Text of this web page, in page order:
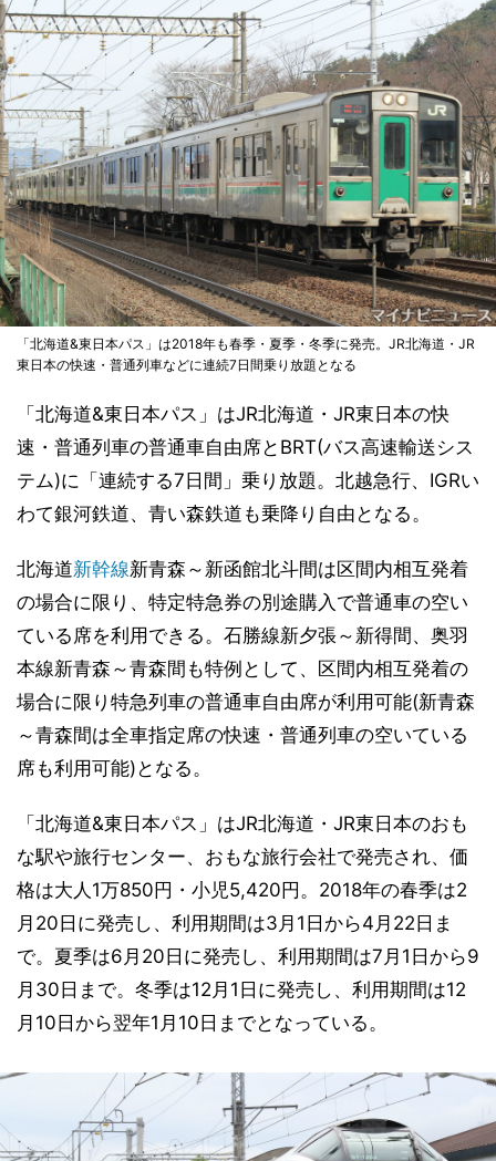
「北海道&東日本パス」は2018年も春季・夏季・冬季に発売。JR北海道・JR
東日本の快速・普通列車などに連続7日間乗り放題となる
「北海道&東日本パス」はJR北海道・JR東日本の快
速・普通列車の普通車自由席とBRT(バス高速輸送シス
テム)に「連続する7日間」乗り放題。北越急行、IGRい
わて銀河鉄道、青い森鉄道も乗降り自由となる。
北海道新幹線新青森～新函館北斗間は区間内相互発着
の場合に限り、特定特急券の別途購入で普通車の空い
ている席を利用できる。石勝線新夕張～新得間、奥羽
本線新青森～青森間も特例として、区間内相互発着の
場合に限り特急列車の普通車自由席が利用可能(新青森
～青森間は全車指定席の快速・普通列車の空いている
席も利用可能)となる。
「北海道&東日本パス」はJR北海道・JR東日本のおも
な駅や旅行センター、おもな旅行会社で発売され、価
格は大人1万850円・小児5,420円。2018年の春季は2
月20日に発売し、利用期間は3月1日から4月22日ま
で。夏季は6月20日に発売し、利用期間は7月1日から9
月30日まで。冬季は12月1日に発売し、利用期間は12
月10日から翌年1月10日までとなっている。